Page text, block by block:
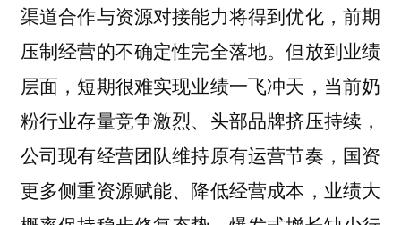
渠道合作与资源对接能力将得到优化，前期
压制经营的不确定性完全落地。但放到业绩
层面，短期很难实现业绩一飞冲天，当前奶
粉行业存量竞争激烈、头部品牌挤压持续，
公司现有经营团队维持原有运营节奏，国资
更多侧重资源赋能、降低经营成本，业绩大